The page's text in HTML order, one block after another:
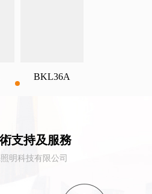
BKL36A
支持及服務
明科技有限公司